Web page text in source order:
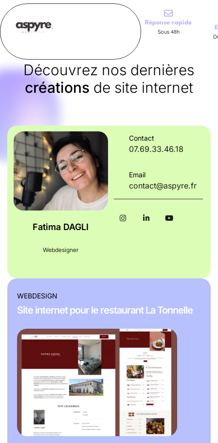
Réponse rapide
Sous 48h
Découvrez nos dernières
créations de site internet
Fatima DAGLI
Webdesigner
Contact
07.69.33.46.18
Email
contact@aspyre.fr
WEBDESIGN
Site internet pour le restaurant La Tonnelle